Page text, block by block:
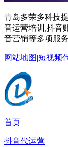
青岛多荣多科技
音运营培训,抖音
音营销等多项服
网站地图|短视频
首页
抖音代运营